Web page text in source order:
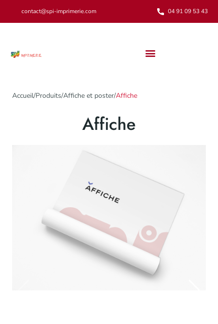
contact@spi-imprimerie.com 04 91 09 53 43
Accueil/Produits/Affiche et poster/Affiche
Affiche